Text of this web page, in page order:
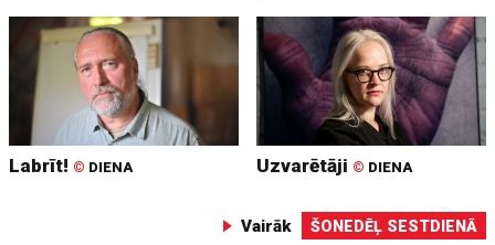
Labrīt! © DIENA Uzvarētāji © DIENA
Vairāk ŠONEDĒĻ SESTDIENĀ